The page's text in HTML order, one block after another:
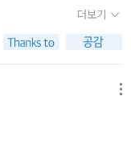
삶을 지키는 법'이라
가까운 사이라도 돈
별개라는걸, 돈을 잃
귀띔해 준 종목에 목
차선을 유지하는 사람
. 반 토막이 났고, 그제
속 차선마저 놓칠 뻔
활을 오래 한 이들에
을 하다 보면 자기 업
아무래도 회사에서 오
다. 진짜 '1인분'을 하
보다는 자기 약점을
독립된 어른으로서 살
이드북이라고 할 수
생과 현실 생존법을
하고 있네요. 저자는
목을 개설해 3년간 강
한데 엮어 1인분, 한
더보기